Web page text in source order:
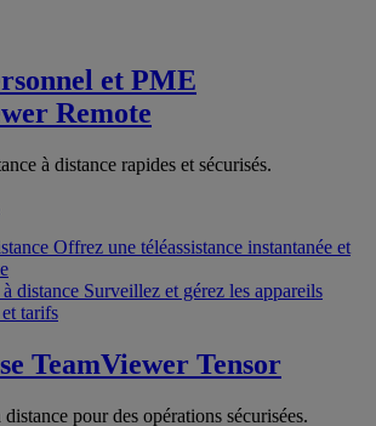
et PME
Remote
à distance rapides et sécurisés.
Offrez une téléassistance instantanée et
distance Surveillez et gérez les appareils
tarifs
TeamViewer Tensor
pour des opérations sécurisées.